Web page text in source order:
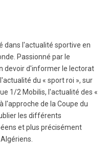
dans l'actualité sportive en
Passionné par le
devoir d'informer le lectorat
du « sport roi », sur
1/2 Mobilis, l'actualité des «
l'approche de la Coupe du
les différents
et plus précisément